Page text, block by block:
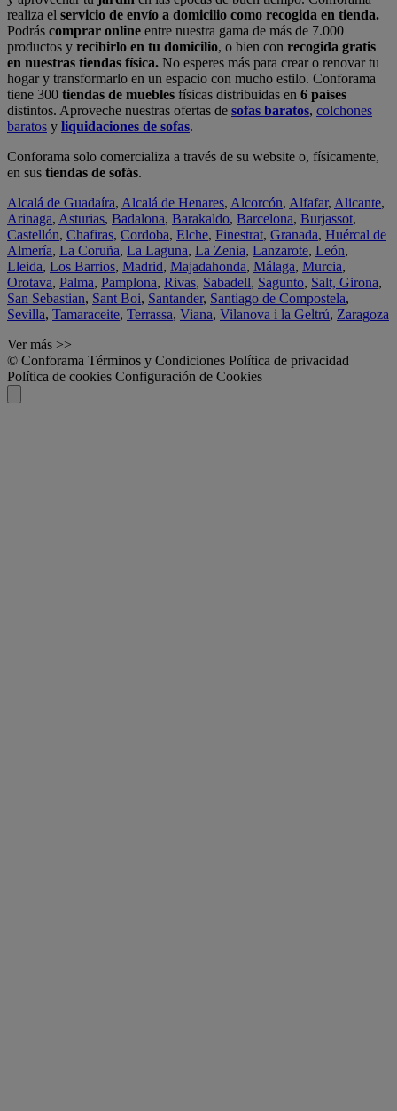
realiza el servicio de envío a domicilio como recogida en tienda.
Podrás comprar online entre nuestra gama de más de 7.000
productos y recibirlo en tu domicilio, o bien con recogida gratis
en nuestras tiendas física. No esperes más para crear o renovar tu
hogar y transformarlo en un espacio con mucho estilo. Conforama
tiene 300 tiendas de muebles físicas distribuidas en 6 países
distintos. Aproveche nuestras ofertas de sofas baratos, colchones
baratos y liquidaciones de sofas.
Conforama solo comercializa a través de su website o, físicamente,
en sus tiendas de sofás.
Alcalá de Guadaíra, Alcalá de Henares, Alcorcón, Alfafar, Alicante,
Arinaga, Asturias, Badalona, Barakaldo, Barcelona, Burjassot,
Castellón, Chafiras, Cordoba, Elche, Finestrat, Granada, Huércal de
Almería, La Coruña, La Laguna, La Zenia, Lanzarote, León,
Lleida, Los Barrios, Madrid, Majadahonda, Málaga, Murcia,
Orotava, Palma, Pamplona, Rivas, Sabadell, Sagunto, Salt, Girona,
San Sebastian, Sant Boi, Santander, Santiago de Compostela,
Sevilla, Tamaraceite, Terrassa, Viana, Vilanova i la Geltrú, Zaragoza
Ver más >>
© Conforama Términos y Condiciones Política de privacidad
Política de cookies Configuración de Cookies